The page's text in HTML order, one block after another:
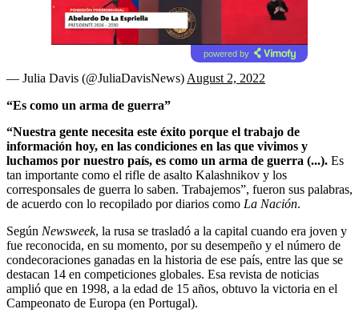
powered by
— Julia Davis (@JuliaDavisNews) August 2, 2022
“Es como un arma de guerra”
“Nuestra gente necesita este éxito porque el trabajo de
información hoy, en las condiciones en las que vivimos y
luchamos por nuestro país, es como un arma de guerra (...). Es
tan importante como el rifle de asalto Kalashnikov y los
corresponsales de guerra lo saben. Trabajemos”, fueron sus palabras,
de acuerdo con lo recopilado por diarios como La Nación.
Según Newsweek, la rusa se trasladó a la capital cuando era joven y
fue reconocida, en su momento, por su desempeño y el número de
condecoraciones ganadas en la historia de ese país, entre las que se
destacan 14 en competiciones globales. Esa revista de noticias
amplió que en 1998, a la edad de 15 años, obtuvo la victoria en el
Campeonato de Europa (en Portugal).